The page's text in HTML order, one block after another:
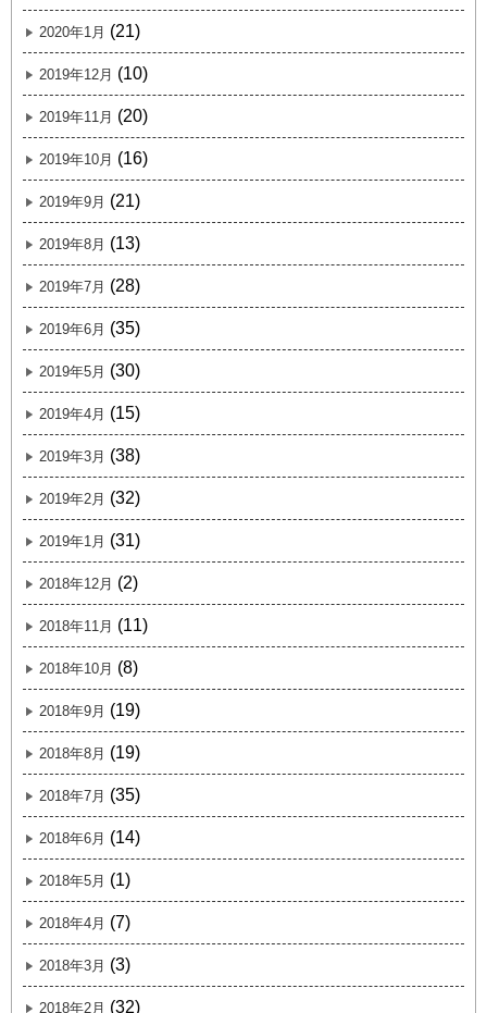
2020年1月 (21)
2019年12月 (10)
2019年11月 (20)
2019年10月 (16)
2019年9月 (21)
2019年8月 (13)
2019年7月 (28)
2019年6月 (35)
2019年5月 (30)
2019年4月 (15)
2019年3月 (38)
2019年2月 (32)
2019年1月 (31)
2018年12月 (2)
2018年11月 (11)
2018年10月 (8)
2018年9月 (19)
2018年8月 (19)
2018年7月 (35)
2018年6月 (14)
2018年5月 (1)
2018年4月 (7)
2018年3月 (3)
2018年2月 (32)